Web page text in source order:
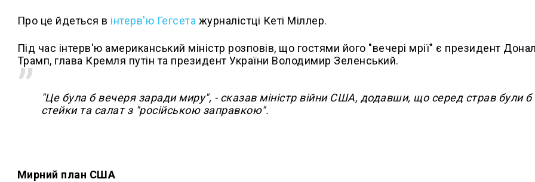
Про це йдеться в інтерв'ю Гегсета журналістці Кеті Міллер.
Під час інтерв'ю американський міністр розповів, що гостями його "вечері мрії" є президент
Трамп, глава Кремля путін та президент України Володимир Зеленський.
"Це була б вечеря заради миру", - сказав міністр війни США, додавши, що серед страв були б
стейки та салат з "російською заправкою".
Мирний план США